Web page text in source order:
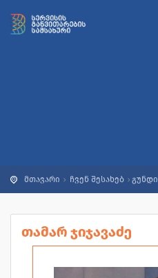
მთავარი ჩვენ შესახებ გუნდი
თამარ ჯიჯავაძე